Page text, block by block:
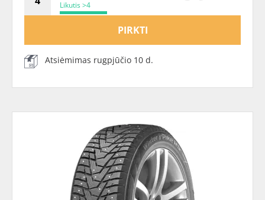
Likutis >4
PIRKTI
Atsiėmimas rugpjūčio 10 d.